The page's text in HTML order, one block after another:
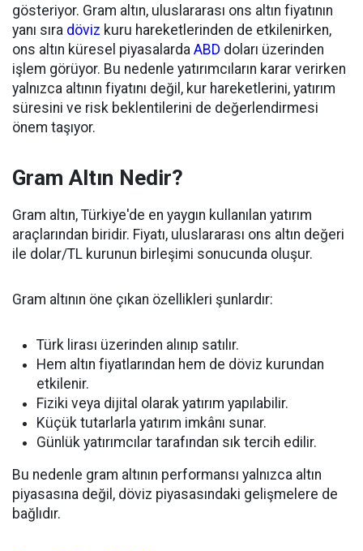
gösteriyor. Gram altın, uluslararası ons altın fiyatının
yanı sıra döviz kuru hareketlerinden de etkilenirken,
ons altın küresel piyasalarda ABD doları üzerinden
işlem görüyor. Bu nedenle yatırımcıların karar verirken
yalnızca altının fiyatını değil, kur hareketlerini, yatırım
süresini ve risk beklentilerini de değerlendirmesi
önem taşıyor.
Gram Altın Nedir?
Gram altın, Türkiye'de en yaygın kullanılan yatırım
araçlarından biridir. Fiyatı, uluslararası ons altın değeri
ile dolar/TL kurunun birleşimi sonucunda oluşur.
Gram altının öne çıkan özellikleri şunlardır:
Türk lirası üzerinden alınıp satılır.
Hem altın fiyatlarından hem de döviz kurundan
etkilenir.
Fiziki veya dijital olarak yatırım yapılabilir.
Küçük tutarlarla yatırım imkânı sunar.
Günlük yatırımcılar tarafından sık tercih edilir.
Bu nedenle gram altının performansı yalnızca altın
piyasasına değil, döviz piyasasındaki gelişmelere de
bağlıdır.